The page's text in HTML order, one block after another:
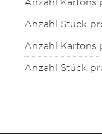
Anzahl Stück
Anzahl Kartons
Anzahl Stück